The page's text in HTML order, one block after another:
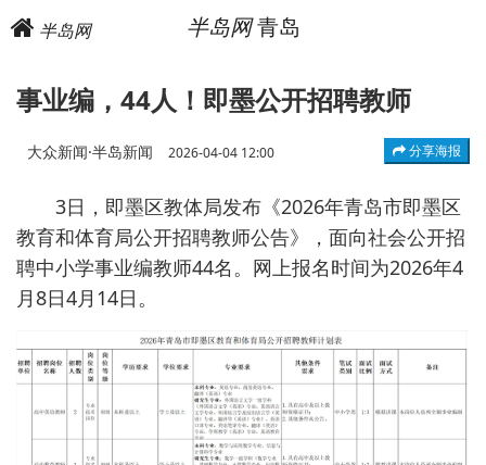
半岛网 半岛网青岛
事业编，44人！即墨公开招聘教师
大众新闻·半岛新闻 2026-04-04 12:00 分享海报
3日，即墨区教体局发布《2026年青岛市即墨区
教育和体育局公开招聘教师公告》，面向社会公开招
聘中小学事业编教师44名。网上报名时间为2026年4
月8日4月14日。